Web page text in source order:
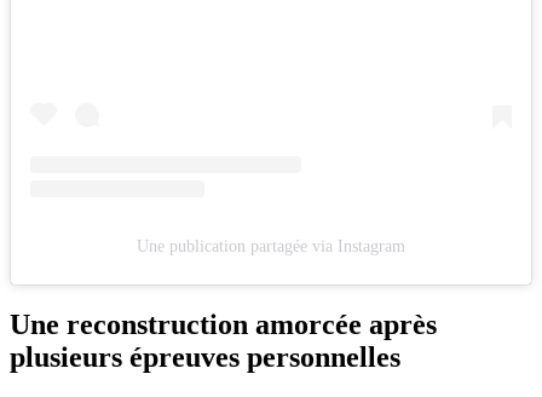
Une publication partagée via Instagram
Une reconstruction amorcée après
plusieurs épreuves personnelles